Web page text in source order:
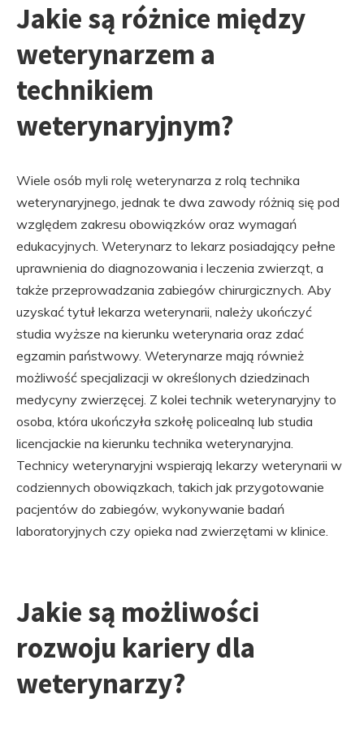
Jakie są różnice między
weterynarzem a
technikiem
weterynaryjnym?
Wiele osób myli rolę weterynarza z rolą technika
weterynaryjnego, jednak te dwa zawody różnią się pod
względem zakresu obowiązków oraz wymagań
edukacyjnych. Weterynarz to lekarz posiadający pełne
uprawnienia do diagnozowania i leczenia zwierząt, a
także przeprowadzania zabiegów chirurgicznych. Aby
uzyskać tytuł lekarza weterynarii, należy ukończyć
studia wyższe na kierunku weterynaria oraz zdać
egzamin państwowy. Weterynarze mają również
możliwość specjalizacji w określonych dziedzinach
medycyny zwierzęcej. Z kolei technik weterynaryjny to
osoba, która ukończyła szkołę policealną lub studia
licencjackie na kierunku technika weterynaryjna.
Technicy weterynaryjni wspierają lekarzy weterynarii w
codziennych obowiązkach, takich jak przygotowanie
pacjentów do zabiegów, wykonywanie badań
laboratoryjnych czy opieka nad zwierzętami w klinice.
Jakie są możliwości
rozwoju kariery dla
weterynarzy?